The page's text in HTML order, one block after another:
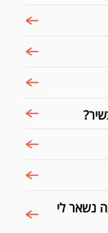
נשאר לי